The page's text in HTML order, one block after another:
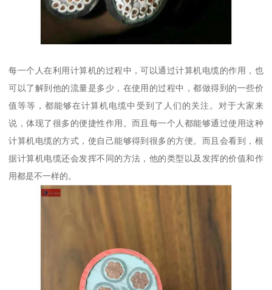
每一个人在利用计算机的过程中，可以通过计算机电缆的作用，也
可以了解到他的流量是多少，在使用的过程中，都做得到的一些价
值等等，都能够在计算机电缆中受到了人们的关注。对于大家来
说，体现了很多的便捷性作用。而且每一个人都能够通过使用这种
计算机电缆的方式，使自己能够得到很多的方便。而且会看到，根
据计算机电缆还会发挥不同的方法，他的类型以及发挥的价值和作
用都是不一样的。